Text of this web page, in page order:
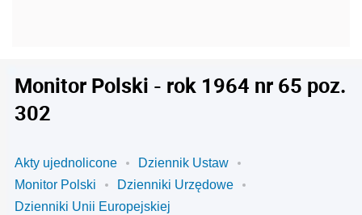
Monitor Polski - rok 1964 nr 65 poz.
302
Akty ujednolicone
Dziennik Ustaw
Monitor Polski
Dzienniki Urzędowe
Dzienniki Unii Europejskiej